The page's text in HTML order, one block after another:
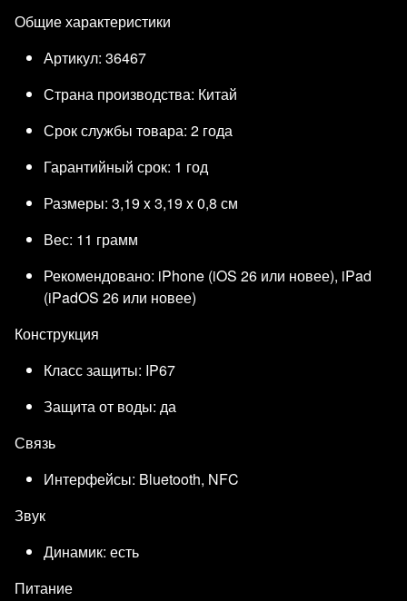
Общие характеристики
Артикул: 36467
Страна производства: Китай
Срок службы товара: 2 года
Гарантийный срок: 1 год
Размеры: 3,19 x 3,19 x 0,8 см
Вес: 11 грамм
Рекомендовано: iPhone (iOS 26 или новее), iPad
(iPadOS 26 или новее)
Конструкция
Класс защиты: IP67
Защита от воды: да
Связь
Интерфейсы: Bluetooth, NFC
Звук
Динамик: есть
Питание